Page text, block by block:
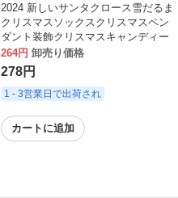
2024 新しいサンタクロース雪だるま
クリスマスソックスクリスマスペン
ダント装飾クリスマスキャンディー
バッグギフトバッグ
264円 卸売り価格
278円
1 - 3営業日で出荷され
カートに追加